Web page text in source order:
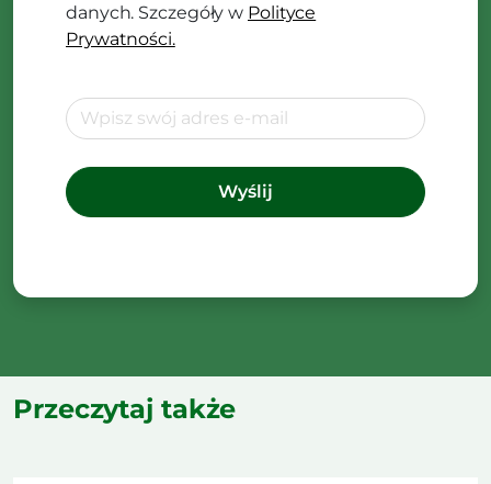
danych. Szczegóły w Polityce
Prywatności.
Przeczytaj także